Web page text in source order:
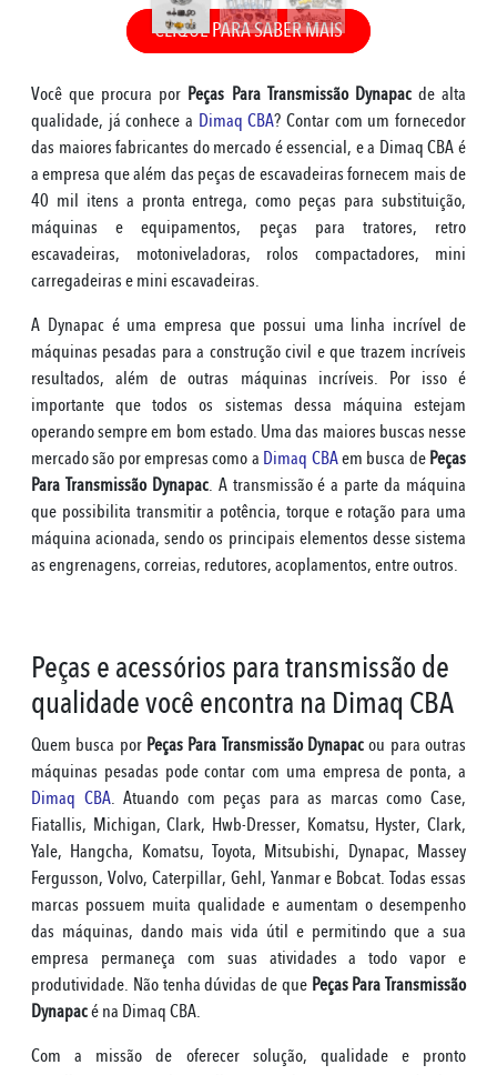
Você que procura por Peças Para Transmissão Dynapacde alta
qualidade, já conhece a Dimaq CBA? Contar com um fornecedor
das maiores fabricantes do mercado é essencial, e a Dimaq CBA é
a empresa que além das peças de escavadeiras fornecem mais de
40 mil itens a pronta entrega, como peças para substituição,
máquinas e equipamentos, peças para tratores, retro
escavadeiras, motoniveladoras, rolos compactadores, mini
carregadeiras e mini escavadeiras.
A Dynapac é uma empresa que possui uma linha incrível de
máquinas pesadas para a construção civil e que trazem incríveis
resultados, além de outras máquinas incríveis. Por isso é
importante que todos os sistemas dessa máquina estejam
operando sempre em bom estado. Uma das maiores buscas nesse
mercado são por empresas como a Dimaq CBAem busca de Peças
Para Transmissão Dynapac. A transmissão é a parte da máquina
que possibilita transmitir a potência, torque e rotação para uma
máquina acionada, sendo os principais elementos desse sistema
as engrenagens, correias, redutores, acoplamentos, entre outros.
CLIQUE PARA SABER MAIS
Peças e acessórios para transmissão de
qualidade você encontra na Dimaq CBA
Quem busca por Peças Para Transmissão Dynapac ou para outras
máquinas pesadas pode contar com uma empresa de ponta, a
Dimaq CBA. Atuando com peças para as marcas como Case,
Fiatallis, Michigan, Clark, Hwb-Dresser, Komatsu, Hyster, Clark,
Yale, Hangcha, Komatsu, Toyota, Mitsubishi, Dynapac, Massey
Fergusson, Volvo, Caterpillar, Gehl, Yanmar e Bobcat. Todas essas
marcas possuem muita qualidade e aumentam o desempenho
das máquinas, dando mais vida útil e permitindo que a sua
empresa permaneça com suas atividades a todo vapor e
produtividade. Não tenha dúvidas de que Peças Para Transmissão
Dynapacé na Dimaq CBA.
Com a missão de oferecer solução, qualidade e pronto